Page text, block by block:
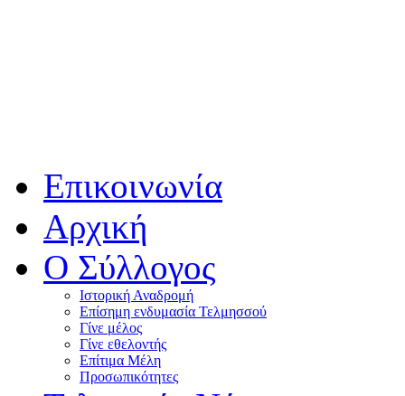
Επικοινωνία
Αρχική
Ο Σύλλογος
Ιστορική Αναδρομή
Επίσημη ενδυμασία Τελμησσού
Γίνε μέλος
Γίνε εθελοντής
Επίτιμα Μέλη
Προσωπικότητες